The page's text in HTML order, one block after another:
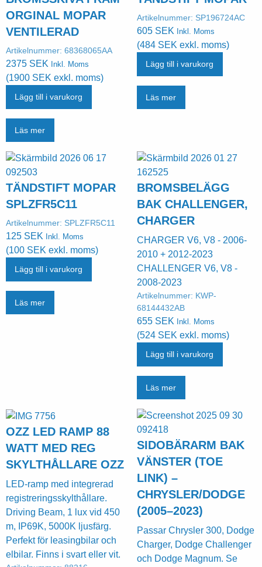
ORGINAL MOPAR
VENTILERAD
Artikelnummer: 68368065AA
2375 SEK Inkl. Moms
(1900 SEK exkl. moms)
Lägg till i varukorg
Läs mer
Artikelnummer: SP196724AC
605 SEK Inkl. Moms
(484 SEK exkl. moms)
Lägg till i varukorg
Läs mer
TÄNDSTIFT MOPAR
SPLZFR5C11
Artikelnummer: SPLZFR5C11
125 SEK Inkl. Moms
(100 SEK exkl. moms)
Lägg till i varukorg
Läs mer
BROMSBELÄGG
BAK CHALLENGER,
CHARGER
CHARGER V6, V8 - 2006-
2010 + 2012-2023
CHALLENGER V6, V8 -
2008-2023
Artikelnummer: KWP-
68144432AB
655 SEK Inkl. Moms
(524 SEK exkl. moms)
Lägg till i varukorg
Läs mer
OZZ LED RAMP 88
WATT MED REG
SKYLTHÅLLARE OZZ
LED-ramp med integrerad
registreringsskylthållare.
Driving Beam, 1 lux vid 450
m, IP69K, 5000K ljusfärg.
Perfekt för leasingbilar och
elbilar. Finns i svart eller vit.
SIDOBÄRARM BAK
VÄNSTER (TOE
LINK) –
CHRYSLER/DODGE
(2005–2023)
Passar Chrysler 300, Dodge
Charger, Dodge Challenger
och Dodge Magnum. Se